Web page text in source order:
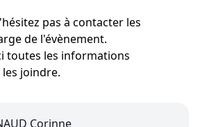
pas à contacter les
de l'évènement.
toutes les informations
joindre.
Corinne